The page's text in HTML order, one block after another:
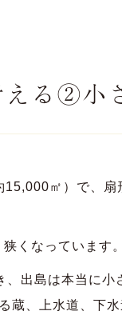
る②小
㎡）で、扇
くなっています。
出島は本当に小
蔵、上水道、下